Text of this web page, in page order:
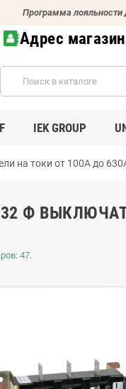
Программа лояльности
Адрес
IEK GROUP
на токи от 100А до
Ф
47.